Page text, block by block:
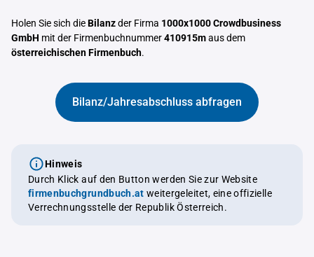
Holen Sie sich dieBilanzder Firma 1000x1000 Crowdbusiness
GmbH mit der Firmenbuchnummer410915maus dem
österreichischen Firmenbuch.
Bilanz/Jahresabschluss abfragen
Hinweis
Durch Klick auf den Button werden Sie zur Website
firmenbuchgrundbuch.at weitergeleitet, eine offizielle
Verrechnungsstelle der Republik Österreich.